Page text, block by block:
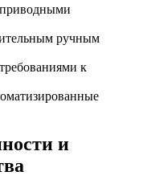
ручным
к
и